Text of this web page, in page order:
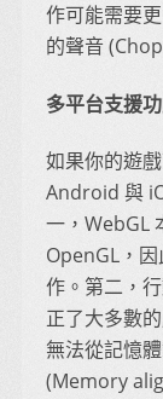
作可能需要
的聲音
多平台支援
如果你的遊
Android 與
一，WebGL
OpenGL，
作。第二，
正了大多數
無法從記憶
(Memory